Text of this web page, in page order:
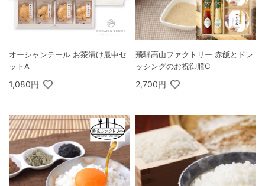
オーシャンテール お茶漬け最中セ
ットA
1,080円
飛騨高山ファクトリー 赤飯とドレ
ッシングのお祝御膳C
2,700円